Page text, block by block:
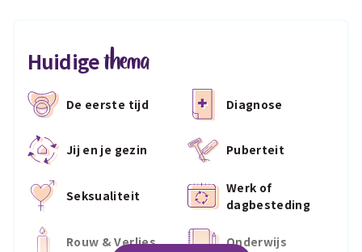
Huidigethema
De eerste tijd Diagnose
Jij en je gezin Puberteit
Seksualiteit
Werk of
dagbesteding
Rouw & Verlies Onderwijs